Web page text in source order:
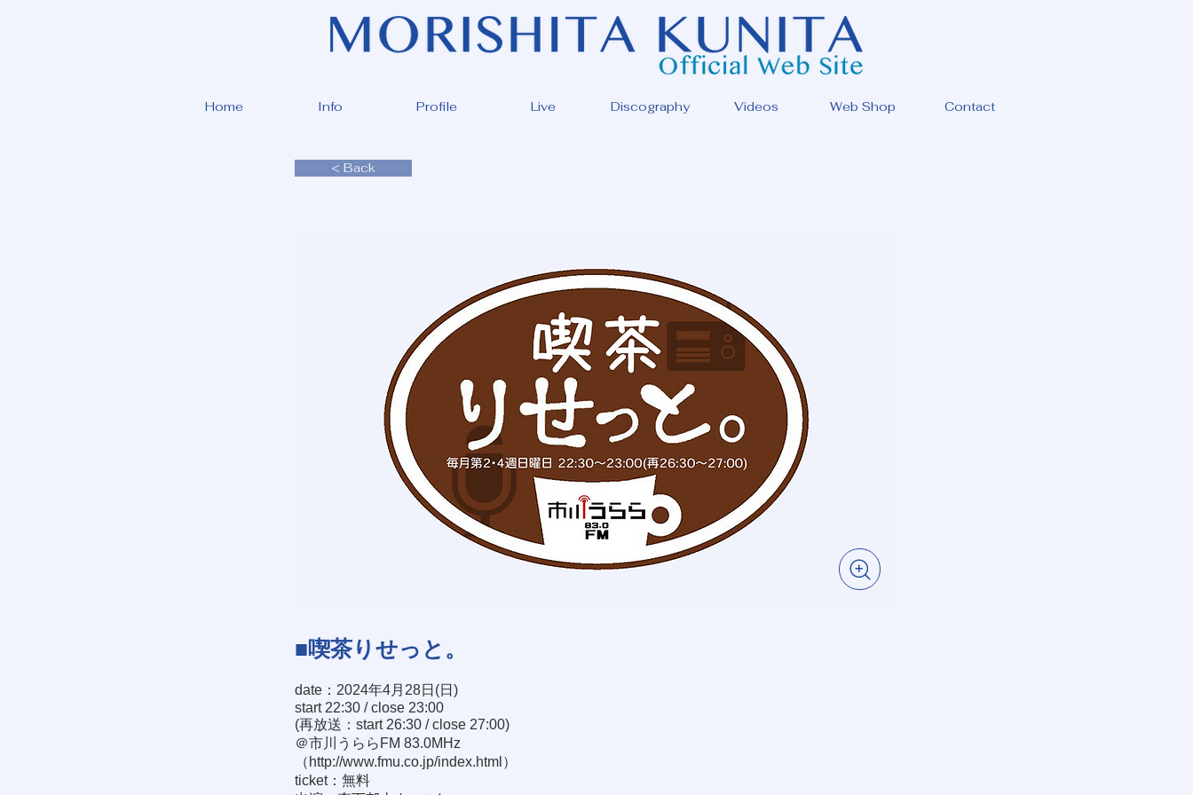
Home Info Profile Live Discography Videos Web Shop Contact
< Back
■喫茶りせっと。
date：2024年4月28日(日)
start 22:30 / close 23:00
(再放送：start 26:30 / close 27:00)
＠市川うららFM 83.0MHz
（ http://www.fmu.co.jp/index.html ）
ticket：無料